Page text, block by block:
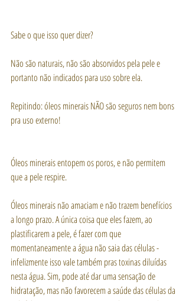
Sabe o que isso quer dizer?
Não são naturais, não são absorvidos pela pele e
portanto não indicados para uso sobre ela.
Repitindo: óleos minerais NÃO são seguros nem bons
pra uso externo!
Óleos minerais entopem os poros, e não permitem
que a pele respire.
Óleos minerais não amaciam e não trazem benefícios
a longo prazo. A única coisa que eles fazem, ao
plastificarem a pele, é fazer com que
momentaneamente a água não saia das células -
infelizmente isso vale também pras toxinas diluídas
nesta água. Sim, pode até dar uma sensação de
hidratação, mas não favorecem a saúde das células da